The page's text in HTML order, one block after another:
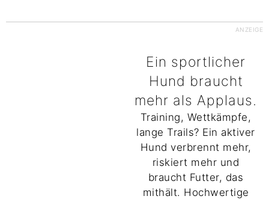
ANZEIGE
Ein sportlicher
Hund braucht
mehr als Applaus.
Training, Wettkämpfe,
lange Trails? Ein aktiver
Hund verbrennt mehr,
riskiert mehr und
braucht Futter, das
mithält. Hochwertige